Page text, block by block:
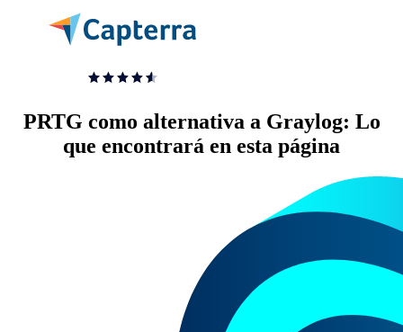
PRTG como alternativa a Graylog: Lo
que encontrará en esta página